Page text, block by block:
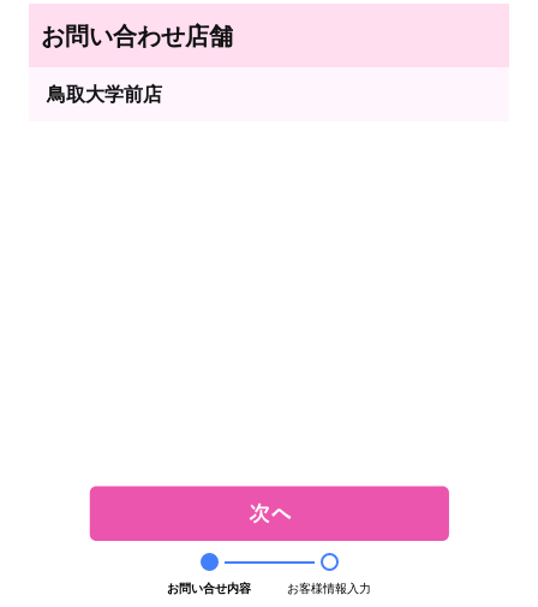
お問い合わせ店舗
鳥取大学前店
お問い合せ内容 お客様情報入力